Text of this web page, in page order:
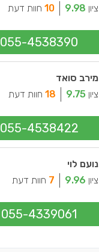
ציון 9.98
10 חוות דעת
055-4538390
מירב סואד
ציון 9.75
18 חוות דעת
055-4538422
נועם לוי
ציון 9.96
7 חוות דעת
055-4339061